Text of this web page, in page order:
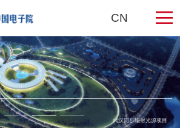
CN
武汉同步辐射光源项目